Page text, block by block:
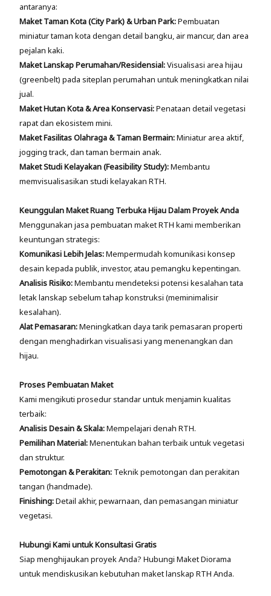
antaranya:
Maket Taman Kota (City Park) & Urban Park:Pembuatan
miniatur taman kota dengan detail bangku, air mancur, dan area
pejalan kaki.
Maket Lanskap Perumahan/Residensial:Visualisasi area hijau
(greenbelt) pada siteplan perumahan untuk meningkatkan nilai
jual.
Maket Hutan Kota & Area Konservasi:Penataan detail vegetasi
rapat dan ekosistem mini.
Maket Fasilitas Olahraga & Taman Bermain:Miniatur area aktif,
jogging track, dan taman bermain anak.
Maket Studi Kelayakan (Feasibility Study):Membantu
memvisualisasikan studi kelayakan RTH.
Keunggulan Maket Ruang Terbuka Hijau Dalam Proyek Anda
Menggunakan jasa pembuatan maket RTH kami memberikan
keuntungan strategis:
Komunikasi Lebih Jelas:Mempermudah komunikasi konsep
desain kepada publik, investor, atau pemangku kepentingan.
Analisis Risiko:Membantu mendeteksi potensi kesalahan tata
letak lanskap sebelum tahap konstruksi (meminimalisir
kesalahan).
Alat Pemasaran:Meningkatkan daya tarik pemasaran properti
dengan menghadirkan visualisasi yang menenangkan dan
hijau.
Proses Pembuatan Maket
Kami mengikuti prosedur standar untuk menjamin kualitas
terbaik:
Analisis Desain & Skala:Mempelajari denah RTH.
Pemilihan Material:Menentukan bahan terbaik untuk vegetasi
dan struktur.
Pemotongan & Perakitan: Teknik pemotongan dan perakitan
tangan (handmade).
Finishing:Detail akhir, pewarnaan, dan pemasangan miniatur
vegetasi.
Hubungi Kami untuk Konsultasi Gratis
Siap menghijaukan proyek Anda? Hubungi Maket Diorama
untuk mendiskusikan kebutuhan maket lanskap RTH Anda.